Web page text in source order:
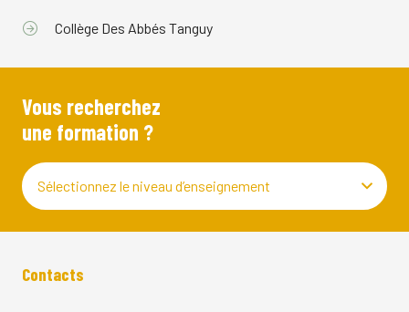
Collège Des Abbés Tanguy
Vous recherchez
une formation ?
Sélectionnez le niveau d’enseignement
Contacts